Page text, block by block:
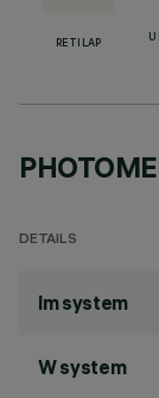
RETILAP
DETAILS
lm system
W system